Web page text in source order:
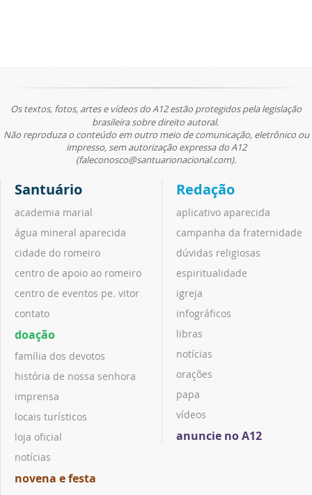
Os textos, fotos, artes e vídeos do A12 estão protegidos pela legislação
brasileira sobre direito autoral.
Não reproduza o conteúdo em outro meio de comunicação, eletrônico ou
impresso, sem autorização expressa do A12
(faleconosco@santuarionacional.com).
Santuário
academia marial
água mineral aparecida
cidade do romeiro
centro de apoio ao romeiro
centro de eventos pe. vitor
contato
doação
família dos devotos
história de nossa senhora
imprensa
locais turísticos
loja oficial
notícias
novena e festa
Redação
aplicativo aparecida
campanha da fraternidade
dúvidas religiosas
espiritualidade
igreja
infográficos
libras
notícias
orações
papa
vídeos
anuncie no A12